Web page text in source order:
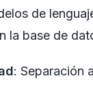
de
la base de
: Separación